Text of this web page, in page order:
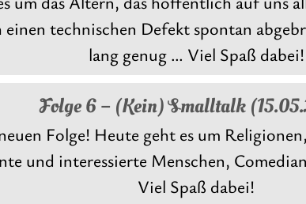
technischen Defekt spontan
lang genug … Viel Spaß dabei!
Folge 6 – (Kein) Smalltalk
Folge! Heute geht es um
und interessierte Menschen,
Viel Spaß dabei!